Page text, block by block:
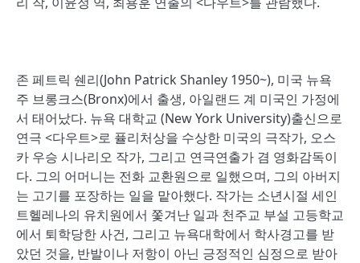
존 페트릭 쉔리(John Patrick Shanley 1950~), 미국 뉴욕
주 브롱크스(Bronx)에서 출생, 아일랜드 계 미국인 가정에
서 태어났다. 뉴욕 대학교 (New York University)출신으로
연극 <다우트>로 퓰리처상을 수상한 미국의 극작가, 오스
카 우승 시나리오 작가, 그리고 연극연출가 겸 영화감독이
다. 그의 어머니는 전화 교환원으로 일했으며, 그의 아버지
는 고기를 포장하는 일을 맡아했다. 작가는 소년시절 세인
트헬레나의 유치원에서 쫓겨난 일과 천주교 부설 고등학교
에서 퇴학당한 사건, 그리고 뉴욕대학에서 학사경고를 받
았던 것을, 반발이나 저항이 아닌 긍정적인 심정으로 받아